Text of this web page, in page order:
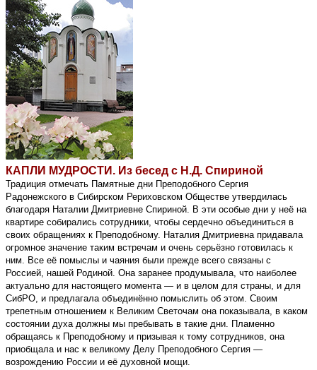
КАПЛИ МУДРОСТИ. Из бесед с Н.Д. Спириной
Традиция отмечать Памятные дни Преподобного Сергия
Радонежского в Сибирском Рериховском Обществе утвердилась
благодаря Наталии Дмитриевне Спириной. В эти особые дни у неё на
квартире собирались сотрудники, чтобы сердечно объединиться в
своих обращениях к Преподобному. Наталия Дмитриевна придавала
огромное значение таким встречам и очень серьёзно готовилась к
ним. Все её помыслы и чаяния были прежде всего связаны с
Россией, нашей Родиной. Она заранее продумывала, что наиболее
актуально для настоящего момента — и в целом для страны, и для
СибРО, и предлагала объединённо помыслить об этом. Своим
трепетным отношением к Великим Светочам она показывала, в каком
состоянии духа должны мы пребывать в такие дни. Пламенно
обращаясь к Преподобному и призывая к тому сотрудников, она
приобщала и нас к великому Делу Преподобного Сергия —
возрождению России и её духовной мощи.